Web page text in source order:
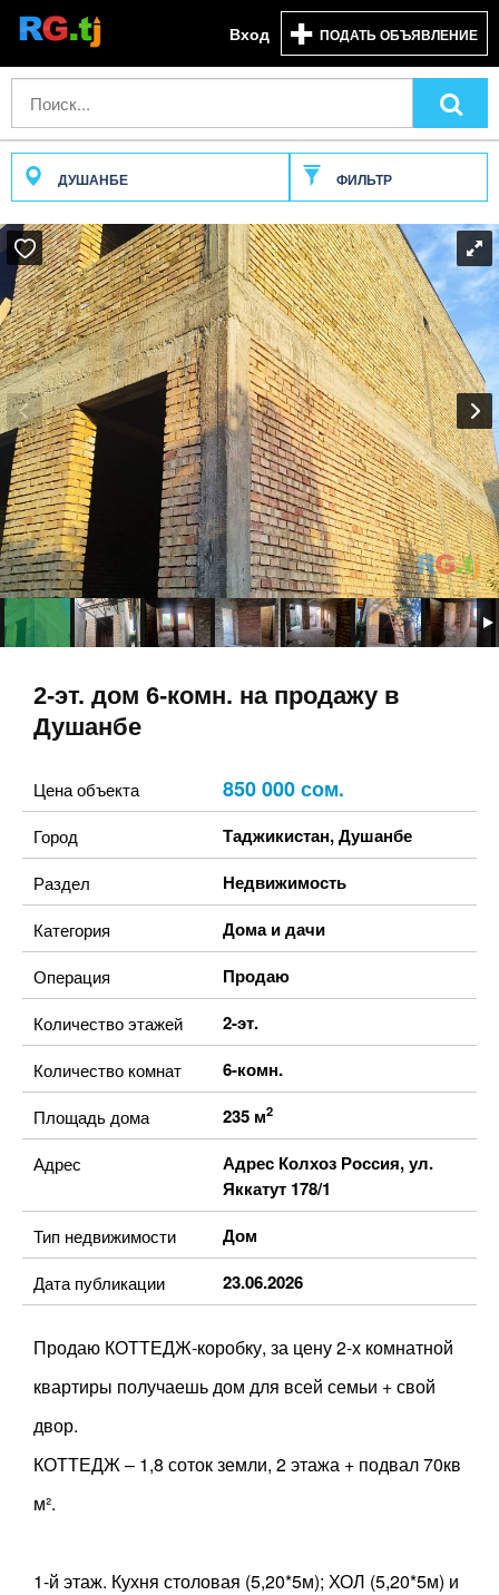
Вход ПОДАТЬ ОБЪЯВЛЕНИЕ
ДУШАНБЕ ФИЛЬТР
2-эт. дом 6-комн. на продажу в
Душанбе
Цена объекта 850 000 сом.
Город Таджикистан,Душанбе
Раздел Недвижимость
Категория Дома и дачи
Операция Продаю
Количество этажей 2-эт.
Количество комнат 6-комн.
Площадь дома 235 м2
Адрес
Адрес Колхоз Россия, ул.
Яккатут 178/1
Тип недвижимости Дом
Дата публикации 23.06.2026
Продаю КОТТЕДЖ-коробку, за цену 2-х комнатной
квартиры получаешь дом для всей семьи + свой
двор.
КОТТЕДЖ – 1,8 соток земли, 2 этажа + подвал 70кв
м².
1-й этаж. Кухня столовая (5,20*5м); ХОЛ (5,20*5м) и